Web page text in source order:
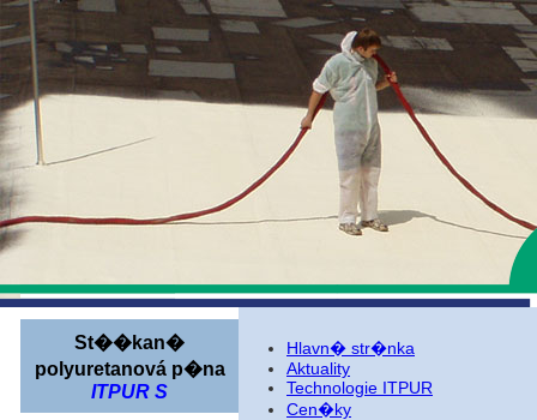
St��kan�
polyuretanová p�na
ITPUR S
Hlavn� str�nka
Aktuality
Technologie ITPUR
Cen�ky